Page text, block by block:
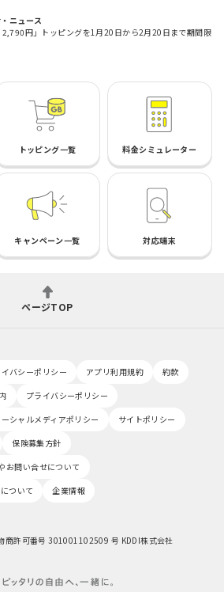
ニュース
円」トッピングを1月20日から2月20日まで期間限
トッピング一覧 料金シミュレーター
キャンペーン一覧 対応端末
ページTOP
バシーポリシー アプリ利用規約
約款
プライバシーポリシー
シャルメディアポリシー
サイトポリシー
保険募集方針
お問い合せについて
ついて
企業情報
商許可番号 301001102509 号 KDDI株式会社